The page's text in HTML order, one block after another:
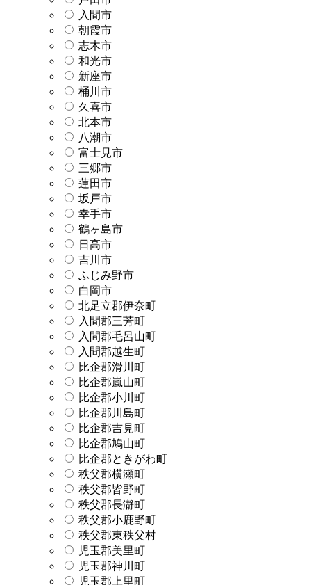
入間市
朝霞市
志木市
和光市
新座市
桶川市
久喜市
北本市
八潮市
富士見市
三郷市
蓮田市
坂戸市
幸手市
鶴ヶ島市
日高市
吉川市
ふじみ野市
白岡市
北足立郡伊奈町
入間郡三芳町
入間郡毛呂山町
入間郡越生町
比企郡滑川町
比企郡嵐山町
比企郡小川町
比企郡川島町
比企郡吉見町
比企郡鳩山町
比企郡ときがわ町
秩父郡横瀬町
秩父郡皆野町
秩父郡長瀞町
秩父郡小鹿野町
秩父郡東秩父村
児玉郡美里町
児玉郡神川町
児玉郡上里町